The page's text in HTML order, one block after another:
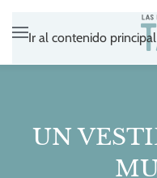
Ir al contenido principal
UN